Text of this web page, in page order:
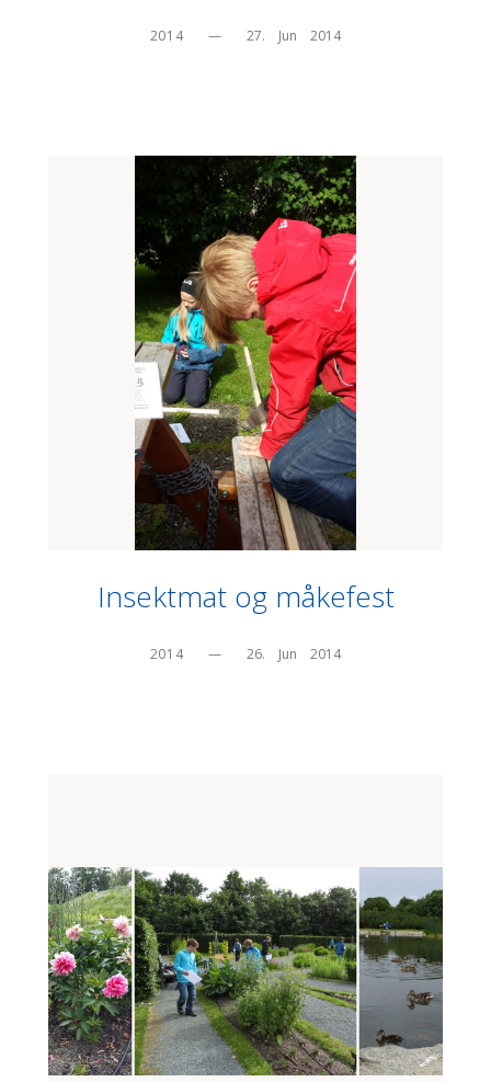
2014 — 27.    Jun    2014
Insektmat og måkefest
2014 — 26.    Jun    2014